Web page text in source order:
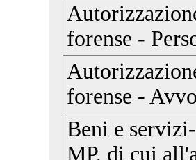
forense -
forense -
Beni e
MP, di cui